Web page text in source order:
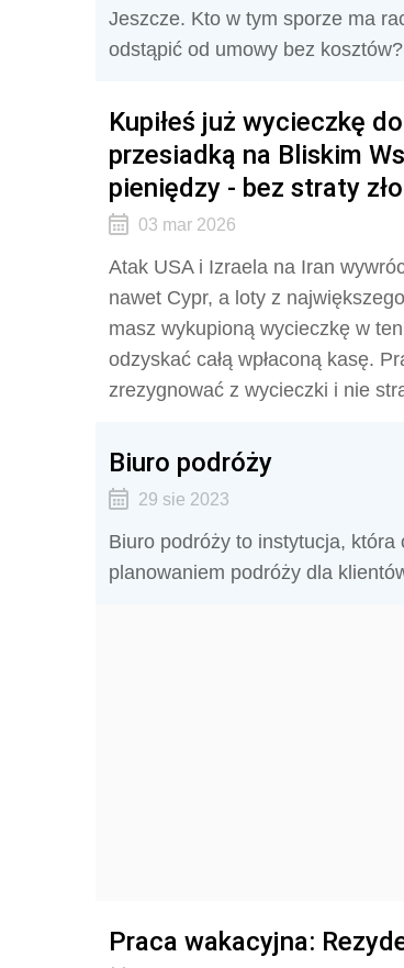
Jeszcze. Kto w tym sporze ma
odstąpić od umowy bez kosztów?
Kupiłeś już wycieczkę
przesiadką na Bliskim
pieniędzy - bez straty
03 mar 2026
Atak USA i Izraela na Iran
nawet Cypr, a loty z
masz wykupioną wycieczkę w
odzyskać całą wpłaconą kasę.
zrezygnować z wycieczki i nie
Biuro podróży
29 sie 2023
Biuro podróży to instytucja, która
planowaniem podróży dla
Praca wakacyjna: